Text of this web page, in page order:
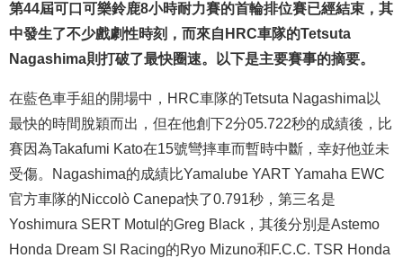
第44屆可口可樂鈴鹿8小時耐力賽的首輪排位賽已經結束，其
中發生了不少戲劇性時刻，而來自HRC車隊的Tetsuta
Nagashima則打破了最快圈速。以下是主要賽事的摘要。
在藍色車手組的開場中，HRC車隊的Tetsuta Nagashima以
最快的時間脫穎而出，但在他創下2分05.722秒的成績後，比
賽因為Takafumi Kato在15號彎摔車而暫時中斷，幸好他並未
受傷。Nagashima的成績比Yamalube YART Yamaha EWC
官方車隊的Niccolò Canepa快了0.791秒，第三名是
Yoshimura SERT Motul的Greg Black，其後分別是Astemo
Honda Dream SI Racing的Ryo Mizuno和F.C.C. TSR Honda